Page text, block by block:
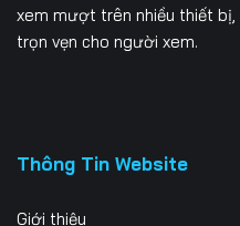
xem mượt trên nhiều thiết
trọn vẹn cho người xem.
Thông Tin Website
Giới thiệu